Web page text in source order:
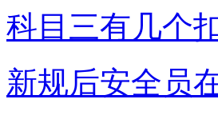
科目三有几个
新规后安全员